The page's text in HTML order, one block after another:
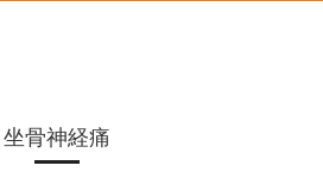
坐骨神経痛